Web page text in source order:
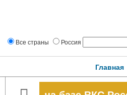
Все страны Россия
Главная